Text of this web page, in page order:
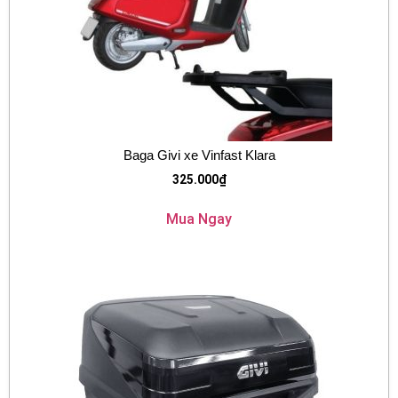
Baga Givi xe Vinfast Klara
325.000₫
Mua Ngay